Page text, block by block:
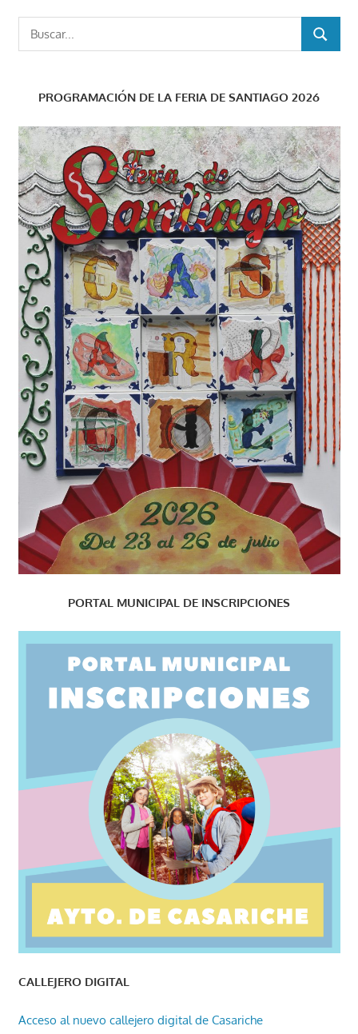
Buscar:
BUSCAR
PROGRAMACIÓN DE LA FERIA DE SANTIAGO 2026
PORTAL MUNICIPAL DE INSCRIPCIONES
CALLEJERO DIGITAL
Acceso al nuevo callejero digital de Casariche